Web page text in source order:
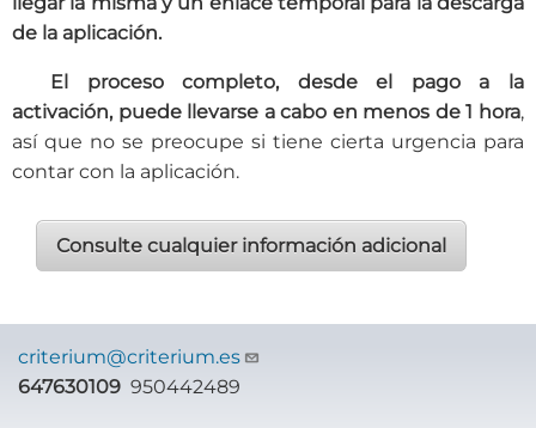
de la aplicación.
El proceso completo, desde el pago a la
activación, puede llevarse a cabo en menos de 1 hora,
así que no se preocupe si tiene cierta urgencia para
contar con la aplicación.
Consulte cualquier información adicional
criterium@criterium.es
647630109 950442489